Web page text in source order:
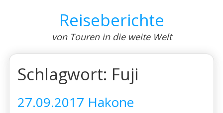
Reiseberichte
von Touren in die weite Welt
Schlagwort: Fuji
27.09.2017 Hakone